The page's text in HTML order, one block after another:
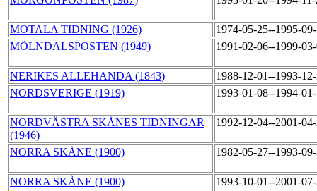
MOTALA TIDNING (1926)
1974-05-25--1995-
MÖLNDALSPOSTEN (1949)
1991-02-06--1999-
NERIKES ALLEHANDA (1843)
1988-12-01--1993-
NORDSVERIGE (1919)
1993-01-08--1994-
NORDVÄSTRA SKÅNES TIDNINGAR
(1946)
1992-12-04--2001-
NORRA SKÅNE (1900) 1982-05-27--1993-
NORRA SKÅNE (1900) 1993-10-01--2001-